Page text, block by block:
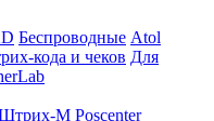
Беспроводные Atol
кода и чеков Для
М Poscenter